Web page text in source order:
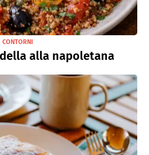
CONTORNI
alla napoletana